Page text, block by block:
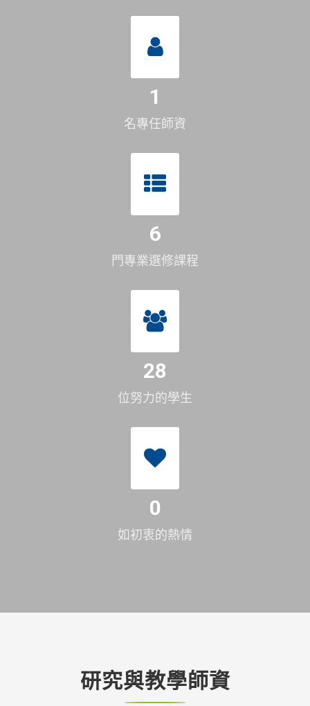
1
名專任師資
6
門專業選修課程
28
位努力的學生
0
如初衷的熱情
研究與教學師資